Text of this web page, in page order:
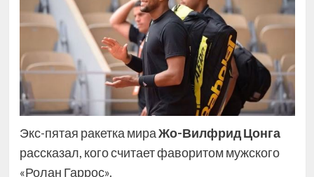
Экс-пятая ракетка мираЖо-Вилфрид Цонга
рассказал, кого считает фаворитом мужского
«Ролан Гаррос».